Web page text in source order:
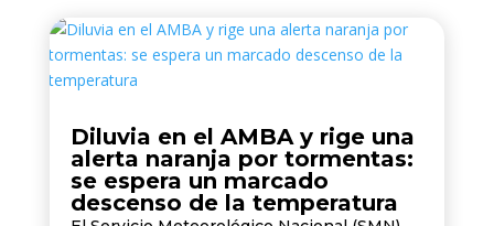
Diluvia en el AMBA y rige una
alerta naranja por tormentas:
se espera un marcado
descenso de la temperatura